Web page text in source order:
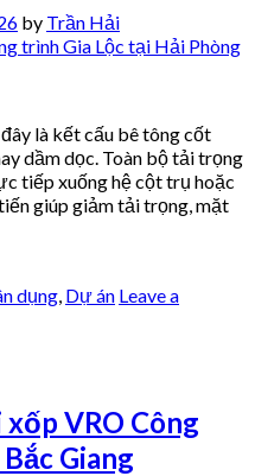
by Trần Hải
là kết cấu bê tông cốt
dầm dọc. Toàn bộ tải trọng
tiếp xuống hệ cột trụ hoặc
giúp giảm tải trọng, mặt
dụng, Dự án Leave a
VRO Công
Giang